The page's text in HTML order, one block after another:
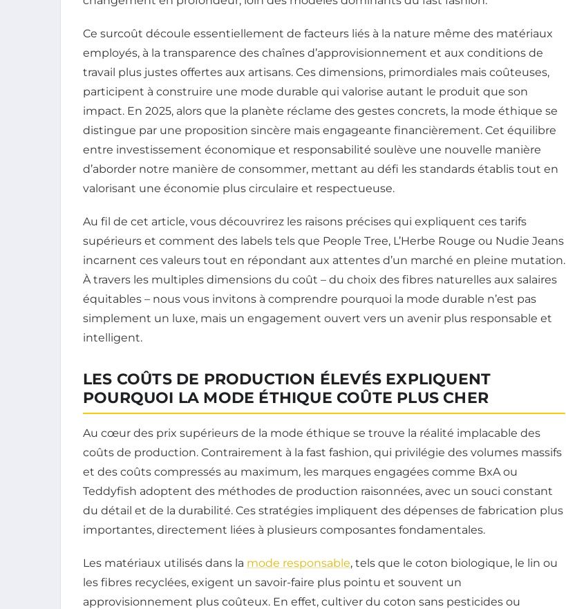
Ce surcoût découle essentiellement de facteurs liés à la nature même des matériaux
employés, à la transparence des chaînes d’approvisionnement et aux conditions de
travail plus justes offertes aux artisans. Ces dimensions, primordiales mais coûteuses,
participent à construire une mode durable qui valorise autant le produit que son
impact. En 2025, alors que la planète réclame des gestes concrets, la mode éthique se
distingue par une proposition sincère mais engageante financièrement. Cet équilibre
entre investissement économique et responsabilité soulève une nouvelle manière
d’aborder notre manière de consommer, mettant au défi les standards établis tout en
valorisant une économie plus circulaire et respectueuse.
Au fil de cet article, vous découvrirez les raisons précises qui expliquent ces tarifs
supérieurs et comment des labels tels que People Tree, L’Herbe Rouge ou Nudie Jeans
incarnent ces valeurs tout en répondant aux attentes d’un marché en pleine mutation.
À travers les multiples dimensions du coût – du choix des fibres naturelles aux salaires
équitables – nous vous invitons à comprendre pourquoi la mode durable n’est pas
simplement un luxe, mais un engagement ouvert vers un avenir plus responsable et
intelligent.
LES COÛTS DE PRODUCTION ÉLEVÉS EXPLIQUENT
POURQUOI LA MODE ÉTHIQUE COÛTE PLUS CHER
Au cœur des prix supérieurs de la mode éthique se trouve la réalité implacable des
coûts de production. Contrairement à la fast fashion, qui privilégie des volumes massifs
et des coûts compressés au maximum, les marques engagées comme BxA ou
Teddyfish adoptent des méthodes de production raisonnées, avec un souci constant
du détail et de la durabilité. Ces stratégies impliquent des dépenses de fabrication plus
importantes, directement liées à plusieurs composantes fondamentales.
Les matériaux utilisés dans la mode responsable, tels que le coton biologique, le lin ou
les fibres recyclées, exigent un savoir-faire plus pointu et souvent un
approvisionnement plus coûteux. En effet, cultiver du coton sans pesticides ou